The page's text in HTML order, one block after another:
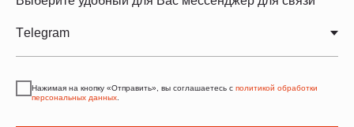
Нажимая на кнопку «Отправить», вы соглашаетесь с политикой обработки
персональных данных